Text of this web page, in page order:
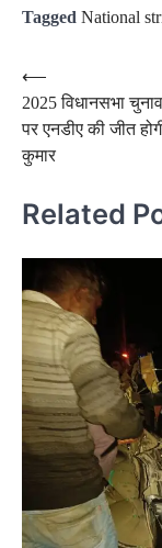
Tagged National
Post
navigation
⟵
2025 विधानसभा
पर एनडीए की जीत
कुमार
Related